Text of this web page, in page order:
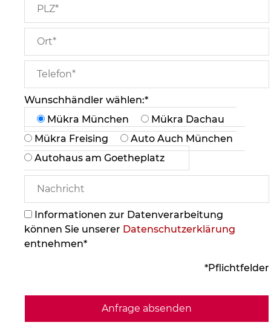
Wunschhändler wählen:*
Mükra München
Mükra Dachau
Mükra Freising
Auto Auch München
Autohaus am Goetheplatz
Informationen zur Datenverarbeitung
können Sie unserer Datenschutzerklärung
entnehmen*
*Pflichtfelder